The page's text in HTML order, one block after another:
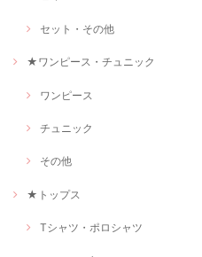
セット・その他
★ワンピース・チュニック
ワンピース
チュニック
その他
★トップス
Tシャツ・ポロシャツ